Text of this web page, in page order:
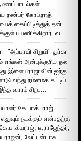
நண்பர் கோபிநாத்
கைப்பிடித்துத் தன்
பயணிக்கிறார். வ...
- "அப்பாவி சிறுமி" துர்கா
எங்கள் அன்புக்குரிய தல
இளையராஜாவின் ஐந்து
வந்து நம்மைக் கட்டிப்
வாரம் சிறப...
கே.பாக்யராஜ்
எதுவும் நடக்கும் என்பதற்கு
டி.ராஜேந்தர்,
லேட்டஸ்டாக